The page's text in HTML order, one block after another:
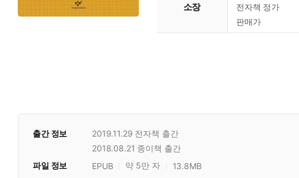
소장
전자책 정가
판매가
출간 정보 2019.11.29 전자책 출간
2018.08.21 종이책 출간
파일 정보 EPUB 약 5만 자 13.8MB